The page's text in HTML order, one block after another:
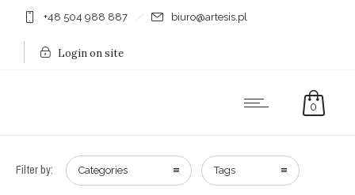
+48 504 988 887 biuro@artesis.pl
Login on site
0
Filter by: Categories Tags